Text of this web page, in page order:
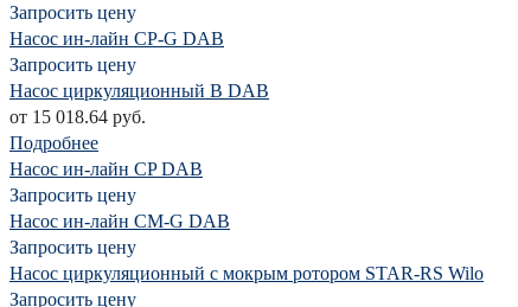
Запросить цену
Насос ин-лайн CP-G DAB
Запросить цену
Насос циркуляционный B DAB
от 15 018.64 руб.
Подробнее
Насос ин-лайн CP DAB
Запросить цену
Насос ин-лайн CM-G DAB
Запросить цену
Насос циркуляционный с мокрым ротором STAR-RS Wilo
Запросить цену